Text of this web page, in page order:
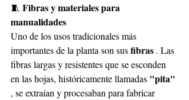
🧵 Fibras y materiales para
manualidades
Uno de los usos tradicionales más
importantes de la planta son susfibras . Las
fibras largas y resistentes que se esconden
en las hojas, históricamente llamadas "pita"
, se extraían y procesaban para fabricar